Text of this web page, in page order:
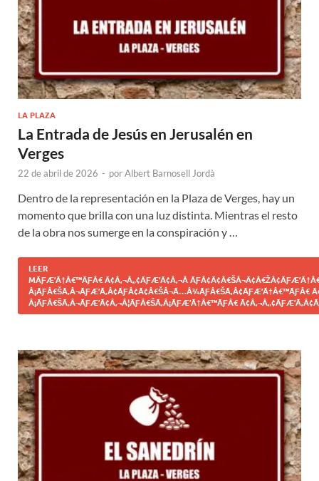
LA PLAZA
La Entrada de Jesús en Jerusalén en
Verges
22 de abril de 2026 - porAlbert Barnosell Jordà
Dentro de la representación en la Plaza de Verges, hay un
momento que brilla con una luz distinta. Mientras el resto
de la obra nos sumerge en la conspiración y …
LEER
MÃƑÆ’Ã†Â€™ÃƑÂ€ Ã¢Â‚¬Â„¢ÃƑÆ’Ã¢Â‚¬Â
Â¡ÃƑÂ€ŠÃ‚Â¬ÃƑÆ’Ã‚Â¢ÃƑÂ¢Ã¢Â€ŠÂ¬Ã…Â¾ÃƑÂ€ŠÃ‚Â¢ÃƑÆ’Ã†Â€™ÃƑÂ€
Â¡ÃƑÂ€ŠÃ‚Â¬ÃƑÆ’Ã¢Â‚¬Â¦ÃƑÂ€ŠÃ‚Â¡ÃƑÆ’Ã†Â€™ÃƑÂ€